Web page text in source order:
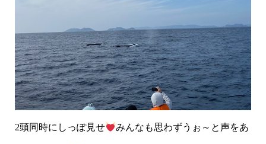
2頭同時にしっぽ見せ みんなも思わずうぉ～と声をあ